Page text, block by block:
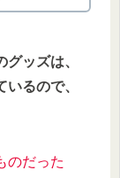
ッズは、
るので、
のだった